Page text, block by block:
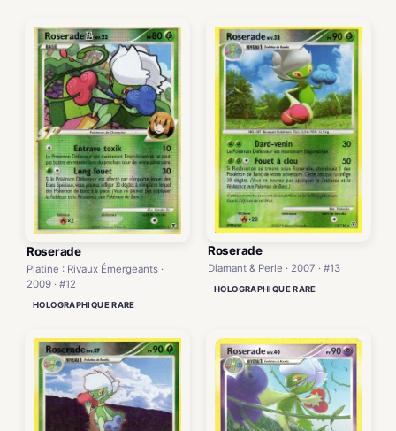
Roserade
Platine : Rivaux Émergeants ·
2009 · #12
HOLOGRAPHIQUE RARE
Roserade
Diamant & Perle · 2007 · #13
HOLOGRAPHIQUE RARE